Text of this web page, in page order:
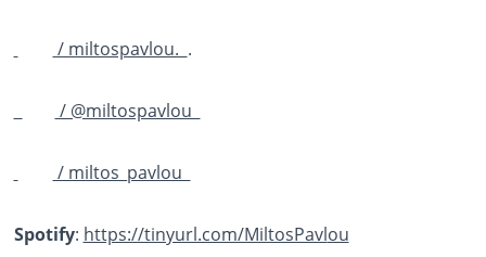
/ miltospavlou. .
/ @miltospavlou
/ miltos_pavlou
Spotify: https://tinyurl.com/MiltosPavlou